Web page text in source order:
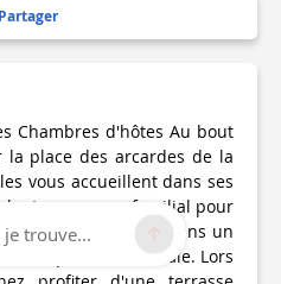
Chambres d'hôtes Au bout
place des arcardes de la
vous accueillent dans ses
un espace familial pour
un séjour agréable dans un
atmosphère médiévale. Lors
trouve...